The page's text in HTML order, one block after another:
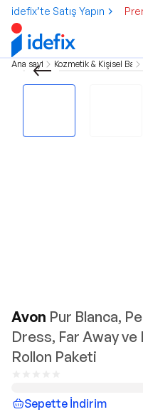
idefix’te Satış Yapın
Ana sayfa Kozmetik & Kişisel
Avon Pur Blanca,
Dress, Far Away ve
Rollon Paketi
Sepette İndirim